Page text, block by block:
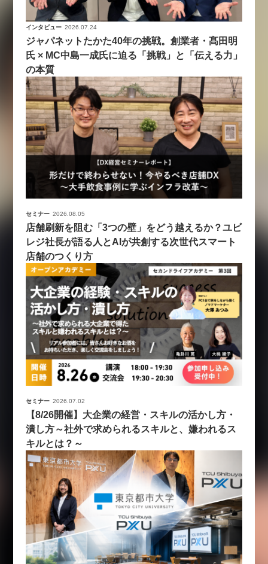
インタビュー 2026.07.24
ジャパネットたかた40年の挑戦。創業者・髙田明
氏 × MC中島一成氏に迫る「挑戦」と「伝える力」
の本質
セミナー 2026.08.05
店舗刷新を阻む「3つの壁」をどう越えるか？ユビ
レジ社長が語る人とAIが共創する次世代スマート
店舗のつくり方
セミナー 2026.07.02
【8/26開催】大企業の経営・スキルの活かし方・
潰し方～社外で求められるスキルと、嫌われるス
キルとは？～